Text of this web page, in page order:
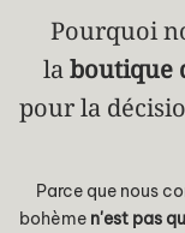
Pourquoi
laboutique
pour la
Parce que nous
bohème n'est pas